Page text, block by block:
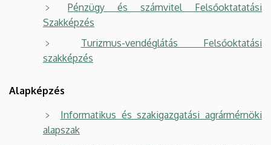
Pénzügy és számvitel Felsőoktatatási
Szakképzés
Turizmus-vendéglátás Felsőoktatási
szakképzés
Alapképzés
Informatikus és szakigazgatási agrármérnöki
alapszak